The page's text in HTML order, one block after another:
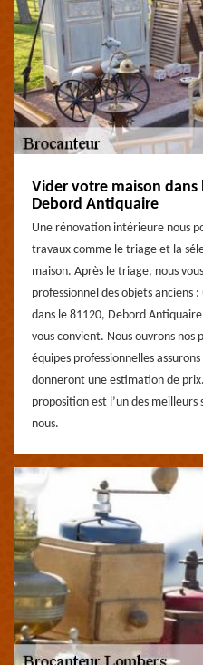
Vider votre maison dans
Debord Antiquaire
Une rénovation intérieure nous
travaux comme le triage et la
maison. Après le triage, nous
professionnel des objets anciens
dans le 81120, Debord
vous convient. Nous ouvrons nos
équipes professionnelles
donneront une estimation de
proposition est l’un des
nous.